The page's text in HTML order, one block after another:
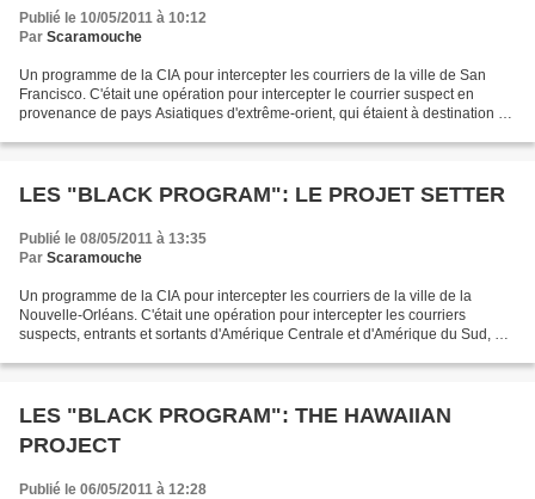
Publié le 10/05/2011 à 10:12
Par Scaramouche
Un programme de la CIA pour intercepter les courriers de la ville de San
Francisco. C'était une opération pour intercepter le courrier suspect en
provenance de pays Asiatiques d'extrême-orient, qui étaient à destination de
LES "BLACK PROGRAM": LE PROJET SETTER
Publié le 08/05/2011 à 13:35
Par Scaramouche
Un programme de la CIA pour intercepter les courriers de la ville de la
Nouvelle-Orléans. C'était une opération pour intercepter les courriers
suspects, entrants et sortants d'Amérique Centrale et d'Amérique du Sud, et
LES "BLACK PROGRAM": THE HAWAIIAN
PROJECT
Publié le 06/05/2011 à 12:28